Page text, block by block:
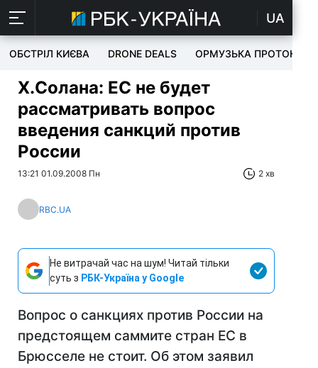
UA
ОБСТРІЛ КИЄВА DRONE DEALS ОРМУЗЬКА ПРОТОКА
Х.Солана: ЕС не будет
рассматривать вопрос
введения санкций против
России
13:21 01.09.2008 Пн 2 хв
RBC.UA
Не витрачай час на шум! Читай тільки
суть з РБК-Україна у Google
Вопрос о санкциях против России на
предстоящем саммите стран ЕС в
Брюсселе не стоит. Об этом заявил